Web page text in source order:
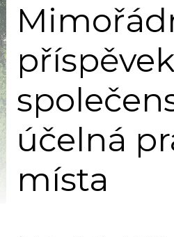
účelná
místa